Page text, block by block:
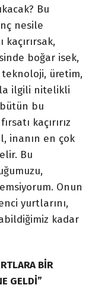
Bu
nesile
kaçırırsak,
boğar isek,
üretim,
ilgili nitelikli
bu
kaçırırız
inanın en çok
Bu
Onun
yurtlarını,
kadar
BİR
GELDİ”